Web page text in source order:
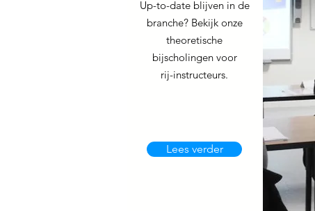
Up-to-date blijven in de
branche? Bekijk onze
theoretische
bijscholingen voor
rij-instructeurs.
Lees verder